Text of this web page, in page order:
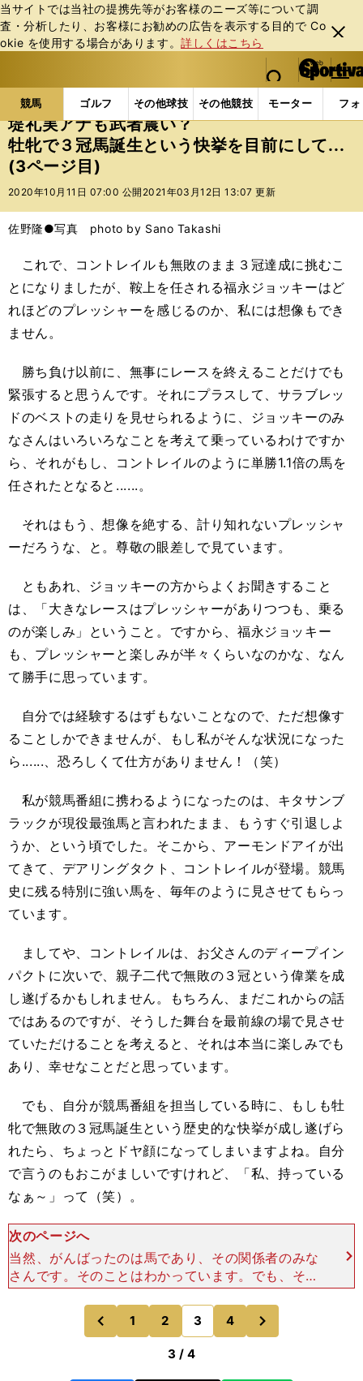
当サイトでは当社の提携先等がお客様のニーズ等について調
査・分析したり、お客様にお勧めの広告を表⽰する⽬的で Co
okie を使⽤する場合があります。詳しくはこちら
閉じ
る
web Sportiva (webスポルティーバ)
検索
マイペ
ー
ジ
メニュ
競馬 ゴルフ その他球技 その他競技 モーター フ
b
ス
ポ
ル
テ
ー
バ
競馬の記事一覧 競馬 堤礼実アナも武者震い？牡牝
堤礼実アナも武者震い？
牡牝で３冠馬誕生という快挙を目前にして...
(3ページ目)
2020年10月11日 07:00 公開 2021年03月12日 13:07 更新
佐野隆●写真 photo by Sano Takashi
これで、コントレイルも無敗のまま３冠達成に挑むこ
とになりましたが、鞍上を任される福永ジョッキーはど
れほどのプレッシャーを感じるのか、私には想像もでき
ません。
勝ち負け以前に、無事にレースを終えることだけでも
緊張すると思うんです。それにプラスして、サラブレッ
ドのベストの走りを見せられるように、ジョッキーのみ
なさんはいろいろなことを考えて乗っているわけですか
ら、それがもし、コントレイルのように単勝1.1倍の馬を
任されたとなると......。
それはもう、想像を絶する、計り知れないプレッシャ
ーだろうな、と。尊敬の眼差しで見ています。
ともあれ、ジョッキーの方からよくお聞きすること
は、「大きなレースはプレッシャーがありつつも、乗る
のが楽しみ」ということ。ですから、福永ジョッキー
も、プレッシャーと楽しみが半々くらいなのかな、なん
て勝手に思っています。
自分では経験するはずもないことなので、ただ想像す
ることしかできませんが、もし私がそんな状況になった
ら......、恐ろしくて仕方がありません！（笑）
私が競馬番組に携わるようになったのは、キタサンブ
ラックが現役最強馬と言われたまま、もうすぐ引退しよ
うか、という頃でした。そこから、アーモンドアイが出
てきて、デアリングタクト、コントレイルが登場。競馬
史に残る特別に強い馬を、毎年のように見させてもらっ
ています。
ましてや、コントレイルは、お父さんのディープイン
パクトに次いで、親子二代で無敗の３冠という偉業を成
し遂げるかもしれません。もちろん、まだこれからの話
ではあるのですが、そうした舞台を最前線の場で見させ
ていただけることを考えると、それは本当に楽しみでも
あり、幸せなことだと思っています。
でも、自分が競馬番組を担当している時に、もしも牡
牝で無敗の３冠馬誕生という歴史的な快挙が成し遂げら
れたら、ちょっとドヤ顔になってしまいますよね。自分
で言うのもおこがましいですけれど、「私、持っている
なぁ～」って（笑）。
次のページへ
当然、がんばったのは馬であり、その関係者のみな
さんです。そのことはわかっています。でも、そう
そう起こることではないですからね。競馬番組のM
Cという立場で、たまたまこのタイミングを迎えら
れる私は、「なん
前
のページへ
1 2 3 4
のページへ
3 / 4